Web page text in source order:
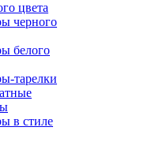
цвета
черного
белого
тарелки
в стиле